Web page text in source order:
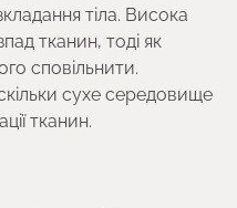
тіла. Висока
тканин, тоді як
сповільнити.
сухе середовище
тканин.